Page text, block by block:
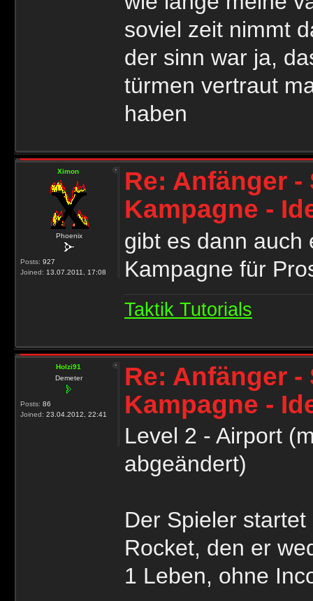
soviel zeit nimmt
der sinn war ja,
türmen vertraut
haben
Ximon
Phoenix
Posts: 927
Joined: 13.07.2011, 17:08
Re: Anfänger
Kampagne -
gibt es dann auch
Kampagne für
Taktik Tutorials
Holzi91
Demeter
Posts: 86
Joined: 23.04.2012, 22:41
Re: Anfänger
Kampagne -
Level 2 - Airport
abgeändert)
Der Spieler
Rocket, den er
1 Leben, ohne